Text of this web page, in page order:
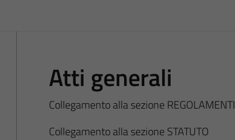
Atti generali
Collegamento alla sezione REGOLAMENTI
Collegamento alla sezione STATUTO